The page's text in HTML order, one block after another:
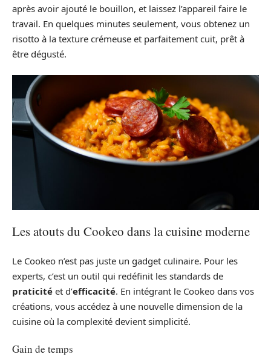
après avoir ajouté le bouillon, et laissez l’appareil faire le
travail. En quelques minutes seulement, vous obtenez un
risotto à la texture crémeuse et parfaitement cuit, prêt à
être dégusté.
Les atouts du Cookeo dans la cuisine moderne
Le Cookeo n’est pas juste un gadget culinaire. Pour les
experts, c’est un outil qui redéfinit les standards de
praticité et d’efficacité. En intégrant le Cookeo dans vos
créations, vous accédez à une nouvelle dimension de la
cuisine où la complexité devient simplicité.
Gain de temps